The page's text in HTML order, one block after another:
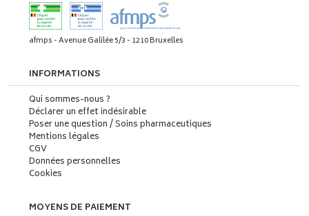
afmps - Avenue Galilée 5/3 - 1210 Bruxelles
INFORMATIONS
Qui sommes-nous ?
Déclarer un effet indésirable
Poser une question / Soins pharmaceutiques
Mentions légales
CGV
Données personnelles
Cookies
MOYENS DE PAIEMENT